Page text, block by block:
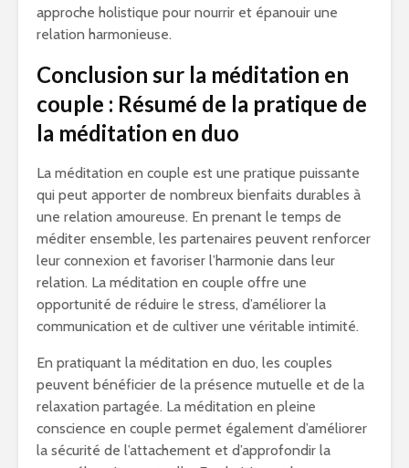
approche holistique pour nourrir et épanouir une
relation harmonieuse.
Conclusion sur la méditation en
couple : Résumé de la pratique de
la méditation en duo
La méditation en couple est une pratique puissante
qui peut apporter de nombreux bienfaits durables à
une relation amoureuse. En prenant le temps de
méditer ensemble, les partenaires peuvent renforcer
leur connexion et favoriser l’harmonie dans leur
relation. La méditation en couple offre une
opportunité de réduire le stress, d’améliorer la
communication et de cultiver une véritable intimité.
En pratiquant la méditation en duo, les couples
peuvent bénéficier de la présence mutuelle et de la
relaxation partagée. La méditation en pleine
conscience en couple permet également d’améliorer
la sécurité de l’attachement et d’approfondir la